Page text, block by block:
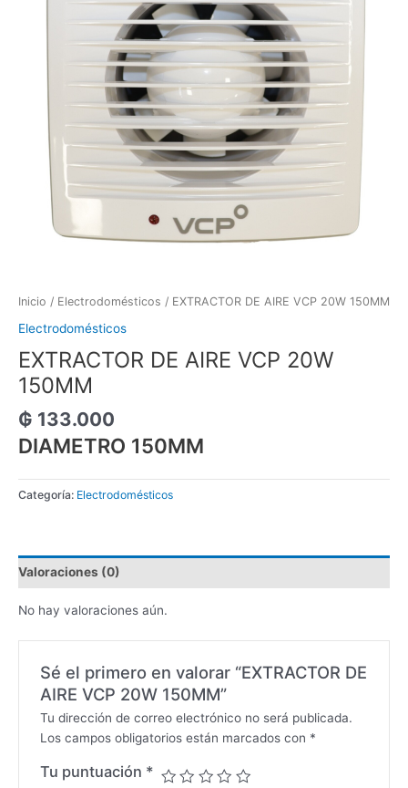
Inicio / Electrodomésticos / EXTRACTOR DE AIRE VCP 20W 150MM
Electrodomésticos
EXTRACTOR DE AIRE VCP 20W
150MM
₲ 133.000
DIAMETRO 150MM
Categoría: Electrodomésticos
Valoraciones (0)
No hay valoraciones aún.
Sé el primero en valorar “EXTRACTOR DE
AIRE VCP 20W 150MM”
Tu dirección de correo electrónico no será publicada.
Los campos obligatorios están marcados con *
Tu puntuación *